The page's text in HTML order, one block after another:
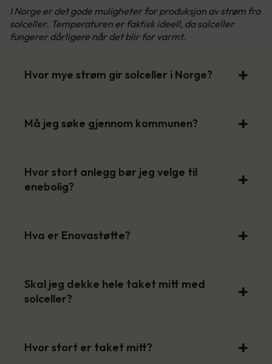
I Norge er det gode muligheter for produksjon av strøm fra
solceller. Temperaturen er faktisk ideell, da solceller
fungerer dårligere når det blir for varmt.
Hvor mye strøm gir solceller i Norge?
Må jeg søke gjennom kommunen?
Hvor stort anlegg bør jeg velge til
enebolig?
Hva er Enovastøtte?
Skal jeg dekke hele taket mitt med
solceller?
Hvor stort er taket mitt?